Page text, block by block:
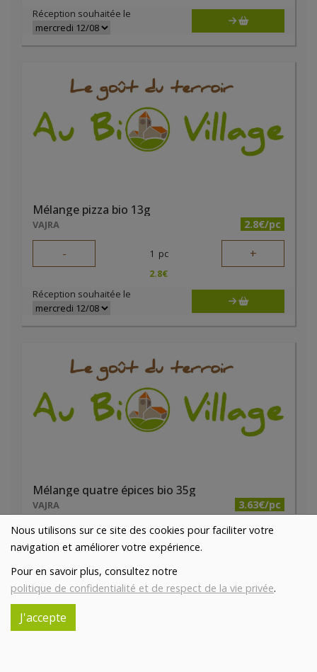
Nous utilisons sur ce site des cookies pour faciliter votre
navigation et améliorer votre expérience.
Pour en savoir plus, consultez notre
politique de confidentialité et de respect de la vie privée.
J'accepte
Réception souhaitée le
Mélange pizza bio 13g
VAJRA 2.8€/pc
- 1 pc +
2.8€
Réception souhaitée le
Mélange quatre épices bio 35g
VAJRA 3.63€/pc
- 1 pc +
3.63€
Réception souhaitée le